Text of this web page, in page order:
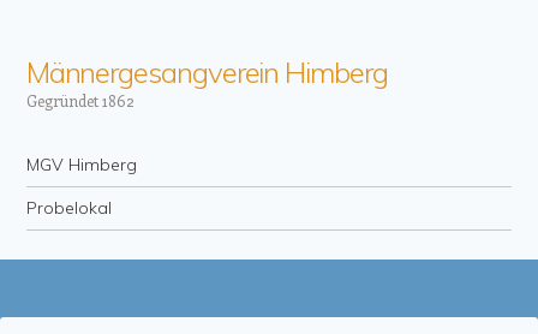
Männergesangverein Himberg
Gegründet 1862
Menü
Zum Inhalt springen
MGV Himberg
Probelokal